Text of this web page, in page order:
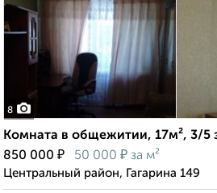
8
Комната в общежитии, 17м², 3/5
850 000 ₽ 50 000 ₽ за м²
Центральный район, Гагарина 149